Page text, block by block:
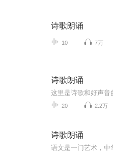
诗歌朗诵
10 7万
诗歌朗诵
这里是诗歌和好声音
20 2.2万
诗歌朗诵